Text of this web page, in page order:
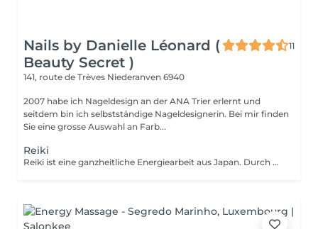
Nails by Danielle Léonard (
Beauty Secret )
11
141, route de Trèves Niederanven 6940
2007 habe ich Nageldesign an der ANA Trier erlernt und
seitdem bin ich selbstständige Nageldesignerin. Bei mir finden
Sie eine grosse Auswahl an Farb...
Reiki
Reiki ist eine ganzheitliche Energiearbeit aus Japan. Durch Handauflegung wird der Energyfluss im Körper harmonisiert und die Selbstheilungskraefte werden aktiviert